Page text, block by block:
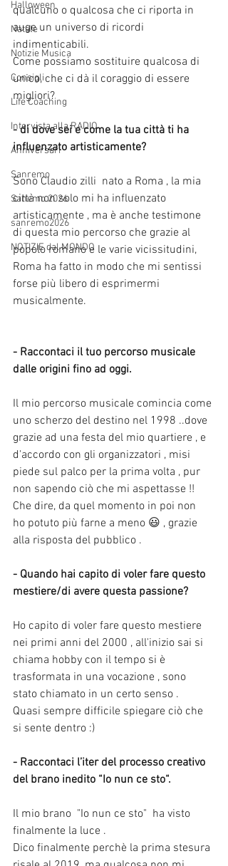
Halloween
Natale
Notizie Musica
Consigli
Life Coaching
Intervista alla RADIO
Anniversari
Sanremo
Sanemo 2026
sanremo2026
NOTIZIE dal MONDO
qualcuno o qualcosa che ci riporta in
auge un universo di ricordi
indimenticabili.
Come possiamo sostituire qualcosa di
unico, che ci dà il coraggio di essere
migliori?
- di dove sei e come la tua città ti ha
influenzato artisticamente?
Sono Claudio zilli  nato a Roma , la mia
città non solo mi ha influenzato
artisticamente , ma è anche testimone
di questa mio percorso che grazie al
popolo romano e le varie vicissitudini,
Roma ha fatto in modo che mi sentissi
forse più libero di esprimermi
musicalmente.
- Raccontaci il tuo percorso musicale
dalle origini fino ad oggi.
Il mio percorso musicale comincia come
uno scherzo del destino nel 1998 ..dove
grazie ad una festa del mio quartiere , e
d'accordo con gli organizzatori , misi
piede sul palco per la prima volta , pur
non sapendo ciò che mi aspettasse !!
Che dire, da quel momento in poi non
ho potuto più farne a meno 😃 , grazie
alla risposta del pubblico .
- Quando hai capito di voler fare questo
mestiere/di avere questa passione?
Ho capito di voler fare questo mestiere
nei primi anni del 2000 , all'inizio sai si
chiama hobby con il tempo si è
trasformata in una vocazione , sono
stato chiamato in un certo senso .
Quasi sempre difficile spiegare ciò che
si sente dentro :)
- Raccontaci l’iter del processo creativo
del brano inedito “Io nun ce sto“.
Il mio brano  "Io nun ce sto"  ha visto
finalmente la luce .
Dico finalmente perchè la prima stesura